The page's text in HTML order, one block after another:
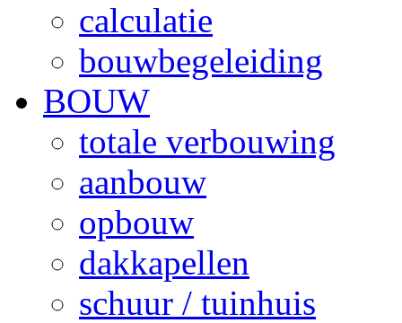
calculatie
bouwbegeleiding
BOUW
totale verbouwing
aanbouw
opbouw
dakkapellen
schuur / tuinhuis